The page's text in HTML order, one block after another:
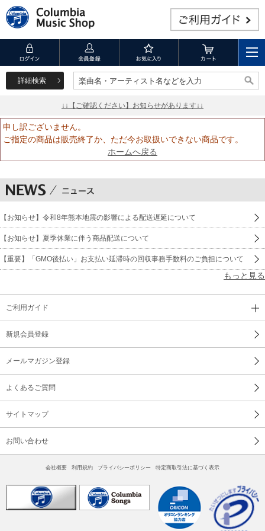
詳細検索 楽曲名・アーティスト名などを入力
楽曲名・アーティスト名などを入力
↓↓【ご確認ください】お知らせがあります↓↓
申し訳ございません。
ご指定の商品は販売終了か、ただ今お取扱いできない商品です。
ホームへ戻る
【お知らせ】令和8年熊本地震の影響による配送遅延について
【お知らせ】夏季休業に伴う商品配送について
【重要】「GMO後払い」お支払い延滞時の回収事務手数料のご負担について
もっと見る
ご利用ガイド
新規会員登録
メールマガジン登録
よくあるご質問
サイトマップ
お問い合わせ
会社概要 利用規約 プライバシーポリシー 特定商取引法に基づく表示